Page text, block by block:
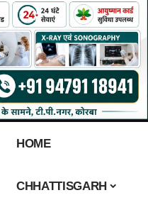
HOME
CHHATTISGARH